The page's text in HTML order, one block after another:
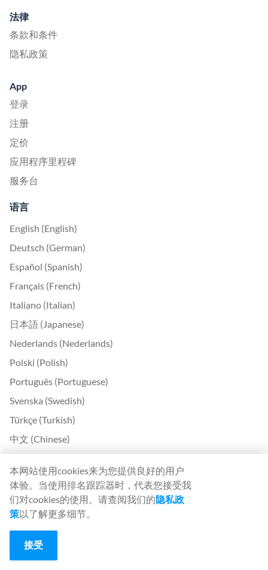
法律
条款和条件
隐私政策
App
登录
注册
定价
应用程序里程碑
服务台
语言
English (English)
Deutsch (German)
Español (Spanish)
Français (French)
Italiano (Italian)
日本語 (Japanese)
Nederlands (Nederlands)
Polski (Polish)
Português (Portuguese)
Svenska (Swedish)
Türkçe (Turkish)
中文 (Chinese)
Čeština (Czech)
Dansk (Danish)
Ελληνικά (Greek)
Eesti (Estonian)
Suomi (Finnish)
本网站使用cookies来为您提供良好的用户
体验。当使用排名跟踪器时，代表您接受我
们对cookies的使用。请查阅我们的隐私政
策以了解更多细节。
接受